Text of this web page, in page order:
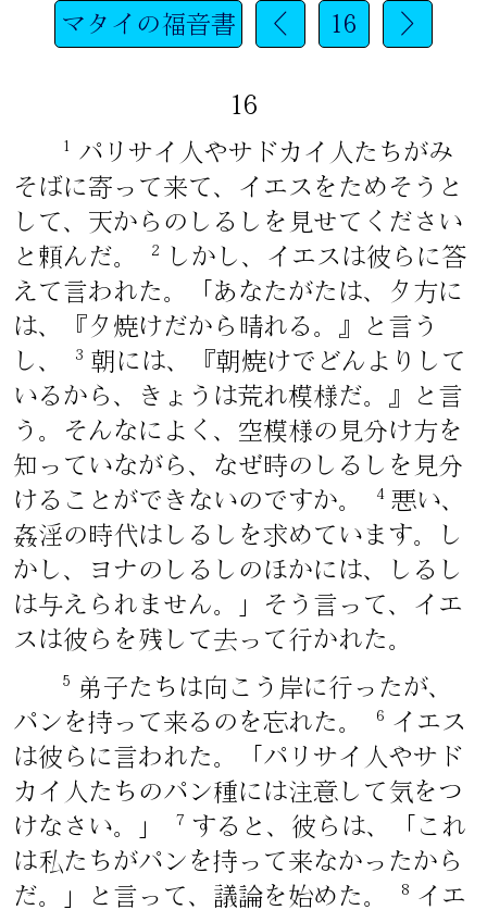
マタイの福音書 < 16 >
16
1
パリサイ人やサドカイ人たちがみ
そばに寄って来て、イエスをためそうと
して、天からのしるしを見せてください
と頼んだ。
2
しかし、イエスは彼らに答
えて言われた。「あなたがたは、夕方に
は、『夕焼けだから晴れる。』と言う
し、
3 朝には、『朝焼けでどんよりして
いるから、きょうは荒れ模様だ。』と言
う。そんなによく、空模様の見分け方を
知っていながら、なぜ時のしるしを見分
けることができないのですか。
4 悪い、
姦淫の時代はしるしを求めています。し
かし、ヨナのしるしのほかには、しるし
は与えられません。」そう言って、イエ
スは彼らを残して去って行かれた。
5
弟子たちは向こう岸に行ったが、
パンを持って来るのを忘れた。
6
イエス
は彼らに言われた。「パリサイ人やサド
カイ人たちのパン種には注意して気をつ
けなさい。」
7
すると、彼らは、「これ
は私たちがパンを持って来なかったから
だ。」と言って、議論を始めた。
8
イエ